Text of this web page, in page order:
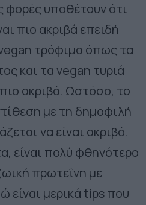
φορές υποθέτουν ότι
πιο ακριβά επειδή
τρόφιμα όπως τα
και τα vegan τυριά
ακριβά. Ωστόσο, το
με τη δημοφιλή
να είναι ακριβό.
είναι πολύ φθηνότερο
πρωτεΐνη με
είναι μερικά tips που